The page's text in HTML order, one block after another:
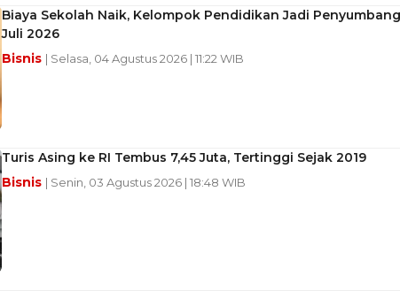
Biaya Sekolah Naik, Kelompok Pendidikan Jadi
Juli 2026
Bisnis | Selasa, 04 Agustus 2026 | 11:22 WIB
Turis Asing ke RI Tembus 7,45 Juta, Tertinggi Sejak 2019
Bisnis | Senin, 03 Agustus 2026 | 18:48 WIB